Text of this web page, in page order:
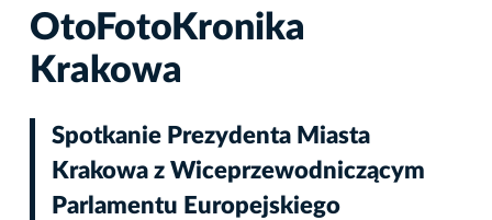
OtoFotoKronika
Krakowa
Spotkanie Prezydenta Miasta
Krakowa z Wiceprzewodniczącym
Parlamentu Europejskiego